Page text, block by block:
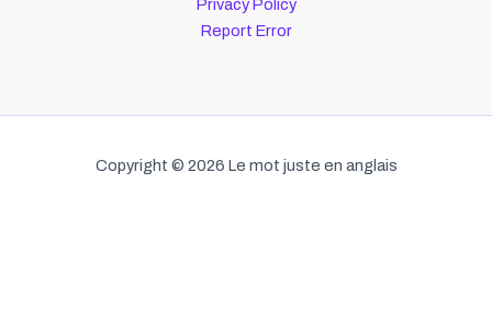
Privacy Policy
Report Error
Copyright © 2026 Le mot juste en anglais